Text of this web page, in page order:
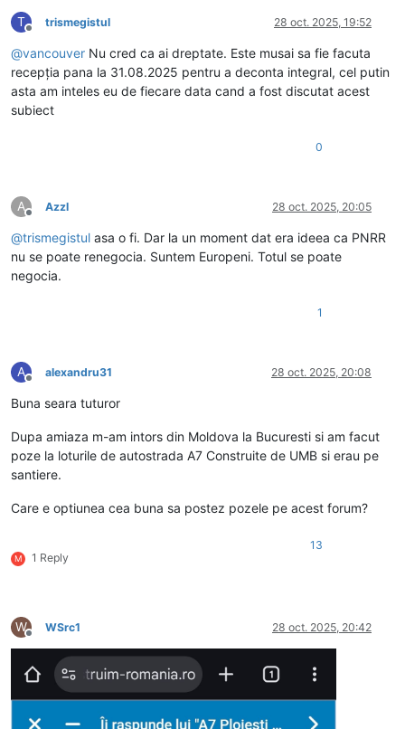
T
Deconectat
trismegistul 28 oct. 2025, 19:52
@vancouver Nu cred ca ai dreptate. Este musai sa fie facuta
recepția pana la 31.08.2025 pentru a deconta integral, cel putin
asta am inteles eu de fiecare data cand a fost discutat acest
subiect
0
A
Deconectat
Azzl 28 oct. 2025, 20:05
@trismegistul asa o fi. Dar la un moment dat era ideea ca PNRR
nu se poate renegocia. Suntem Europeni. Totul se poate
negocia.
1
A
Deconectat
alexandru31 28 oct. 2025, 20:08
Buna seara tuturor
Dupa amiaza m-am intors din Moldova la Bucuresti si am facut
poze la loturile de autostrada A7 Construite de UMB si erau pe
santiere.
Care e optiunea cea buna sa postez pozele pe acest forum?
M 1 Reply
13
W
Deconectat
WSrc1 28 oct. 2025, 20:42